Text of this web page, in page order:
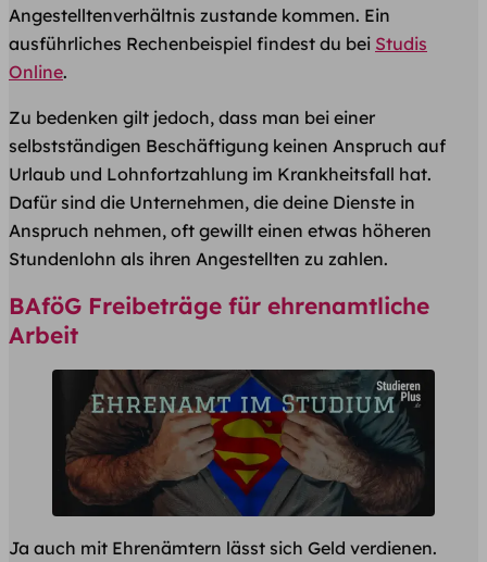
Angestelltenverhältnis zustande kommen. Ein
ausführliches Rechenbeispiel findest du bei Studis
Online.
Zu bedenken gilt jedoch, dass man bei einer
selbstständigen Beschäftigung keinen Anspruch auf
Urlaub und Lohnfortzahlung im Krankheitsfall hat.
Dafür sind die Unternehmen, die deine Dienste in
Anspruch nehmen, oft gewillt einen etwas höheren
Stundenlohn als ihren Angestellten zu zahlen.
BAföG Freibeträge für ehrenamtliche
Arbeit
Ja auch mit Ehrenämtern lässt sich Geld verdienen.